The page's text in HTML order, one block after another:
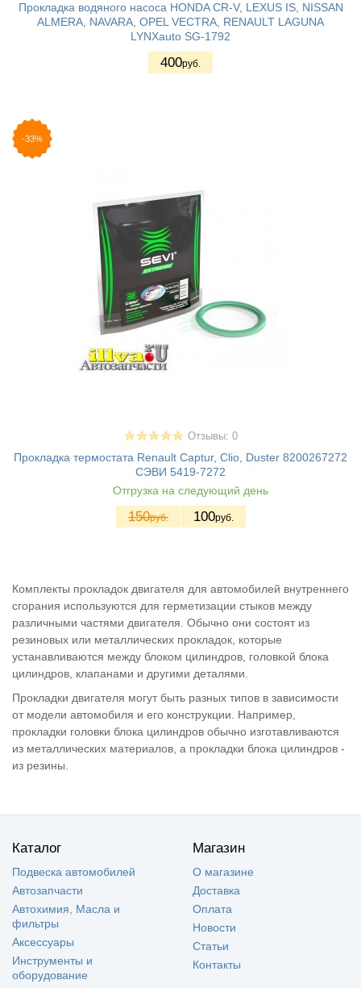
Прокладка водяного насоса HONDA CR-V, LEXUS IS, NISSAN
ALMERA, NAVARA, OPEL VECTRA, RENAULT LAGUNA
LYNXauto SG-1792
400руб.
-33%
Отзывы: 0
Прокладка термостата Renault Captur, Clio, Duster 8200267272
СЭВИ 5419-7272
Отгрузка на следующий день
150руб. 100руб.
Комплекты прокладок двигателя для автомобилей внутреннего
сгорания используются для герметизации стыков между
различными частями двигателя. Обычно они состоят из
резиновых или металлических прокладок, которые
устанавливаются между блоком цилиндров, головкой блока
цилиндров, клапанами и другими деталями.
Прокладки двигателя могут быть разных типов в зависимости
от модели автомобиля и его конструкции. Например,
прокладки головки блока цилиндров обычно изготавливаются
из металлических материалов, а прокладки блока цилиндров -
из резины.
Каталог
Подвеска автомобилей
Автозапчасти
Автохимия, Масла и
фильтры
Аксессуары
Инструменты и
оборудование
Магазин
О магазине
Доставка
Оплата
Новости
Статьи
Контакты